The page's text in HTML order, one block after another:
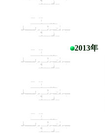
2013年